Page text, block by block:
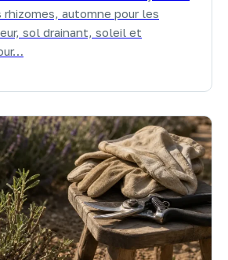
automne pour les
sol drainant, soleil et